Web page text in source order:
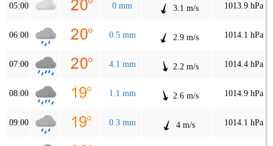
05:00 0 mm 3.1 m/s 1013.9 hPa
06:00 0.5 mm 2.9 m/s 1014.1 hPa
07:00 4.1 mm 2.2 m/s 1014.4 hPa
08:00 1.1 mm 2.6 m/s 1014.9 hPa
09:00 0.3 mm 4 m/s 1014.1 hPa